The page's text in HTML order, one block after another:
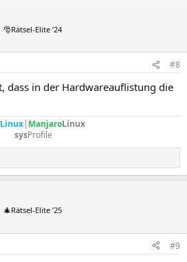
🎅Rätsel-Elite ’24
#8
dass in der Hardwareauflistung die
Linux| ManjaroLinux
sysProfile
🎄Rätsel-Elite ’25
#9